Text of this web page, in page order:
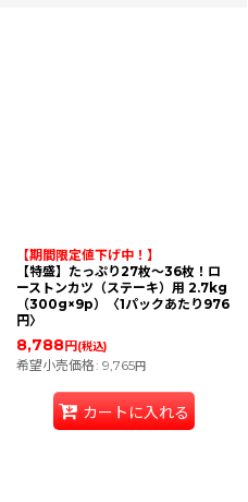
【期間限定値下げ中！】
【特盛】たっぷり27枚〜36枚！ロ
ーストンカツ（ステーキ）用 2.7kg
（300g×9p）〈1パックあたり976
円〉
8,788円 (税込)
希望小売価格: 9,765円
カートに入れる